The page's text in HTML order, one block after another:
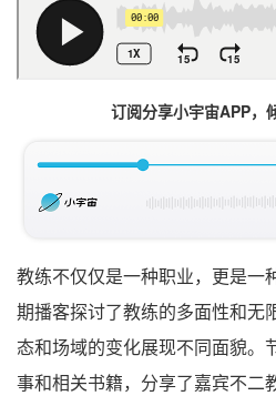
订阅分享小宇宙APP，
教练不仅仅是一种职业，更是一
期播客探讨了教练的多面性和无
态和场域的变化展现不同面貌。
事和相关书籍，分享了嘉宾不二